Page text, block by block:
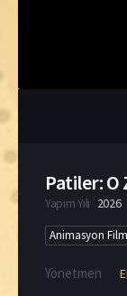
Patiler: O
Yapım Yılı 2026
Animasyon
Yönetmen